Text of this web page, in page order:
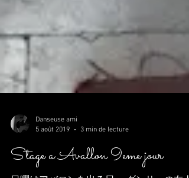
Danseuse ami
5 août 2019
3 min de lecture